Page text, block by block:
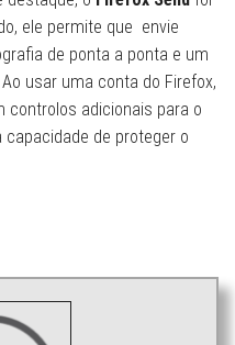
ele permite que envie
de ponta a ponta e um
usar uma conta do Firefox,
controlos adicionais para o
capacidade de proteger o